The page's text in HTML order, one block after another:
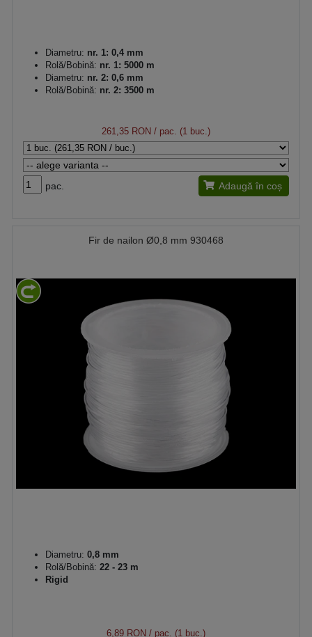
Diametru: nr. 1: 0,4 mm
Rolă/Bobină: nr. 1: 5000 m
Diametru: nr. 2: 0,6 mm
Rolă/Bobină: nr. 2: 3500 m
261,35 RON / pac. (1 buc.)
pac. Adaugă în coș
Fir de nailon Ø0,8 mm 930468
Diametru: 0,8 mm
Rolă/Bobină: 22 - 23 m
Rigid
6,89 RON / pac. (1 buc.)